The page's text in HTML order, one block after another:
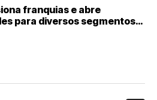
franquias e abre
para diversos segmentos